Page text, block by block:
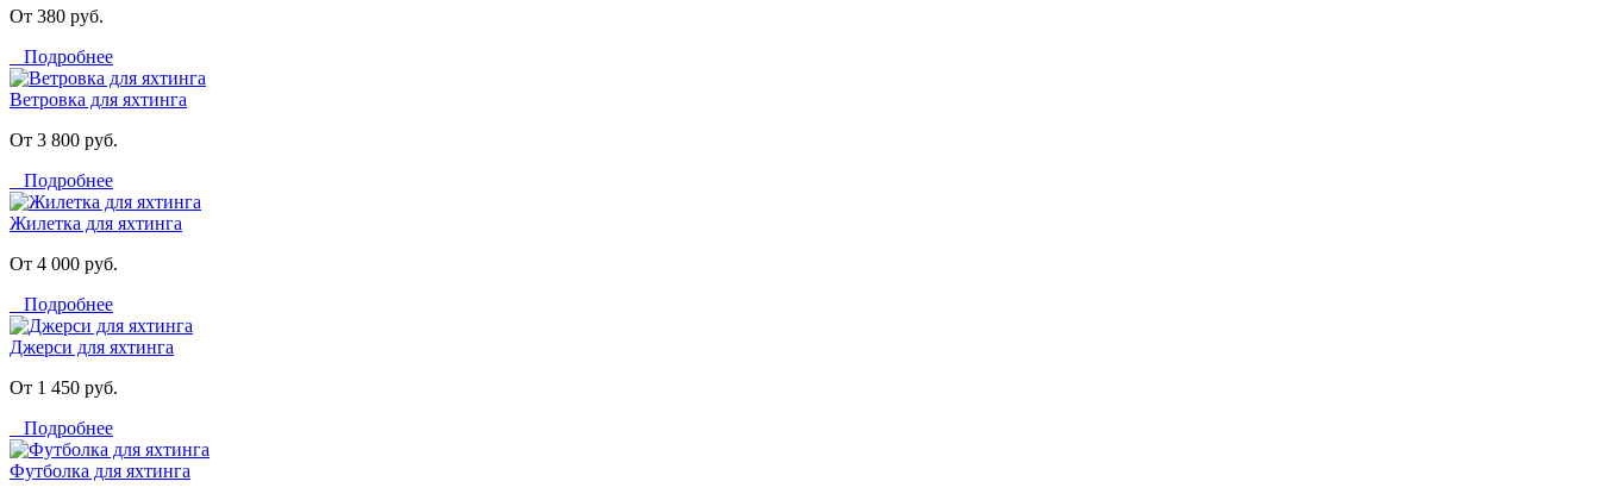
От 380 руб.
Подробнее
Ветровка для яхтинга
От 3 800 руб.
Подробнее
Жилетка для яхтинга
От 4 000 руб.
Подробнее
Джерси для яхтинга
От 1 450 руб.
Подробнее
Футболка для яхтинга